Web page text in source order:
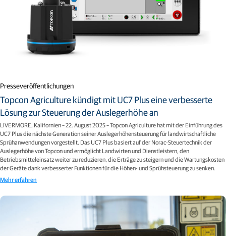
Presseveröffentlichungen
Topcon Agriculture kündigt mit UC7 Plus eine verbesserte
Lösung zur Steuerung der Auslegerhöhe an
LIVERMORE, Kalifornien – 22. August 2025 – Topcon Agriculture hat mit der Einführung des
UC7 Plus die nächste Generation seiner Auslegerhöhensteuerung für landwirtschaftliche
Sprühanwendungen vorgestellt. Das UC7 Plus basiert auf der Norac-Steuertechnik der
Auslegerhöhe von Topcon und ermöglicht Landwirten und Dienstleistern, den
Betriebsmitteleinsatz weiter zu reduzieren, die Erträge zu steigern und die Wartungskosten
der Geräte dank verbesserter Funktionen für die Höhen- und Sprühsteuerung zu senken.
Mehr erfahren